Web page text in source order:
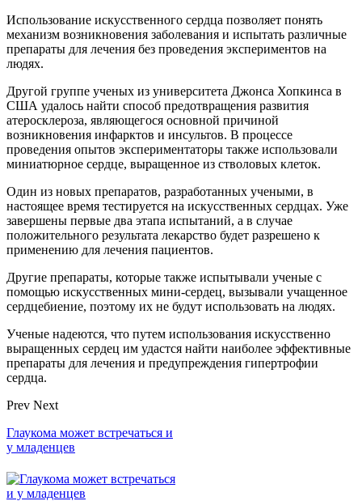
Использование искусственного сердца позволяет понять
механизм возникновения заболевания и испытать различные
препараты для лечения без проведения экспериментов на
людях.
Другой группе ученых из университета Джонса Хопкинса в
США удалось найти способ предотвращения развития
атеросклероза, являющегося основной причиной
возникновения инфарктов и инсультов. В процессе
проведения опытов экспериментаторы также использовали
миниатюрное сердце, выращенное из стволовых клеток.
Один из новых препаратов, разработанных учеными, в
настоящее время тестируется на искусственных сердцах. Уже
завершены первые два этапа испытаний, а в случае
положительного результата лекарство будет разрешено к
применению для лечения пациентов.
Другие препараты, которые также испытывали ученые с
помощью искусственных мини-сердец, вызывали учащенное
сердцебиение, поэтому их не будут использовать на людях.
Ученые надеются, что путем использования искусственно
выращенных сердец им удастся найти наиболее эффективные
препараты для лечения и предупреждения гипертрофии
сердца.
Prev Next
Глаукома может встречаться и
у младенцев